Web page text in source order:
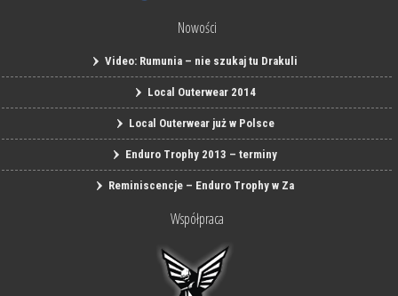
Nowości
Video: Rumunia – nie szukaj tu Drakuli
Local Outerwear 2014
Local Outerwear już w Polsce
Enduro Trophy 2013 – terminy
Reminiscencje – Enduro Trophy w Za
Współpraca